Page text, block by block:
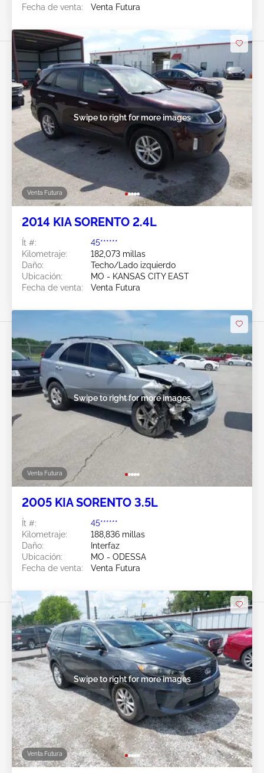
Fecha de venta:
Venta Futura
Venta Futura
Swipe to right for more images
2014 KIA SORENTO 2.4L
Ít #:
45******
Kilometraje:
182,073 millas
Daño:
Techo/Lado izquierdo
Ubicación:
MO - KANSAS CITY EAST
Fecha de venta:
Venta Futura
Venta Futura
Swipe to right for more images
2005 KIA SORENTO 3.5L
Ít #:
45******
Kilometraje:
188,836 millas
Daño:
Interfaz
Ubicación:
MO - ODESSA
Fecha de venta:
Venta Futura
Venta Futura
Swipe to right for more images